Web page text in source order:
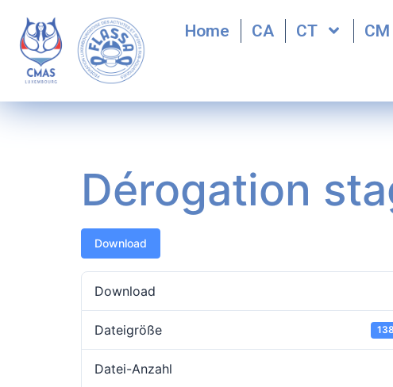
Home CA CT CM
Dérogation
Download
Download
Dateigröße
Datei-Anzahl